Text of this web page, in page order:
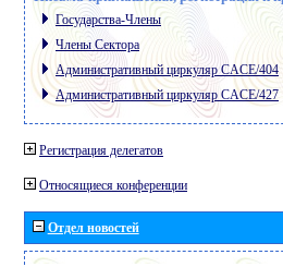
Государства-Члены
Члены Сектора
Административный циркуляр CACE/404
Административный циркуляр CACE/427
Регистрация делегатов
Относящиеся конференции
Отдел новостей